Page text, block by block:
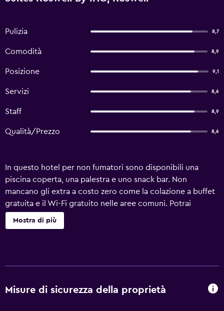
Pulizia 8,7
Comodità 8,9
Posizione 9,1
Servizi 8,6
Staff 8,9
Qualità/Prezzo 8,6
In questo hotel per non fumatori sono disponibili una
piscina coperta, una palestra e uno snack bar. Non
mancano gli extra a costo zero come la colazione a buffet
gratuita e il Wi-Fi gratuito nelle aree comuni. Potrai
contare anche su un parcheggio gratuito e una navetta
gratuita da e per l'aeroporto. Altri servizi includono un
vasca o doccia con doccia idromassaggio. Questo hotel
Mostra di più
Misure di sicurezza della proprietà